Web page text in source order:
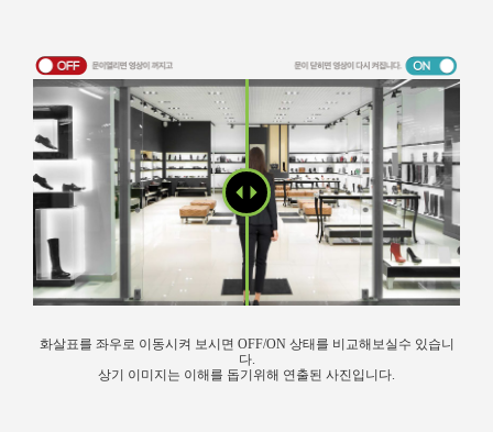
화살표를 좌우로 이동시켜 보시면 OFF/ON 상태를 비교해보실수 있습니
다.
상기 이미지는 이해를 돕기위해 연출된 사진입니다.